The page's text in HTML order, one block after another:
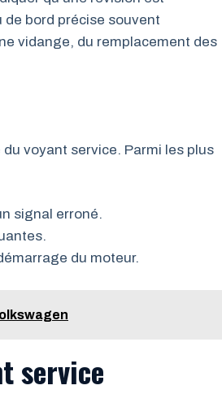
de bord précise souvent
vidange, du remplacement des
voyant service. Parmi les plus
signal erroné.
du moteur.
service